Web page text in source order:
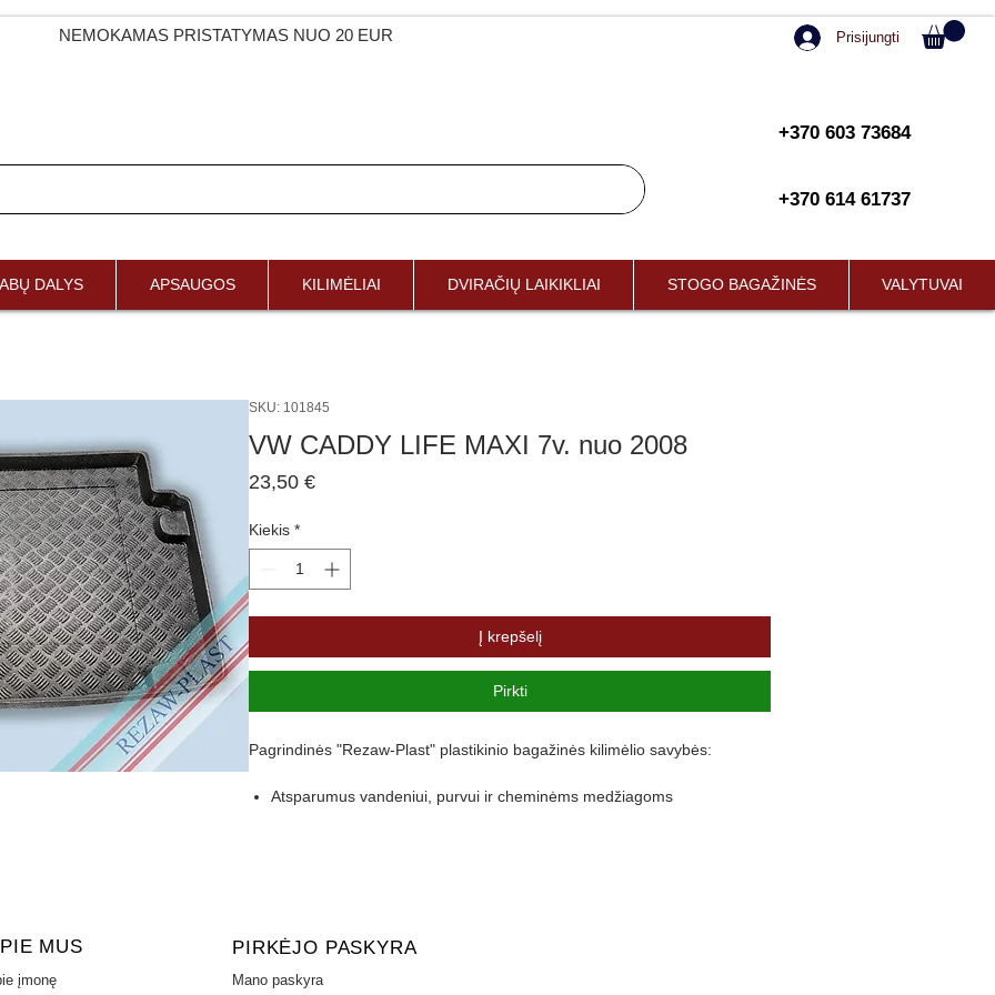
NEMOKAMAS PRISTATYMAS NUO 20 EUR Prisijungti
+370 603 73684
+370 614 61737
DALYS APSAUGOS KILIMĖLIAI DVIRAČIŲ LAIKIKLIAI STOGO BAGAŽINĖS VALYTUVAI
SKU: 101845
VW CADDY LIFE MAXI 7v. nuo 2008
23,50 €Price
Kiekis *
Į krepšelį
Pirkti
Pagrindinės "Rezaw-Plast" plastikinio bagažinės kilimėlio savybės:
Atsparumus vandeniui, purvui ir cheminėms medžiagoms
MUS
įmonę
PIRKĖJO PASKYRA
Mano paskyra